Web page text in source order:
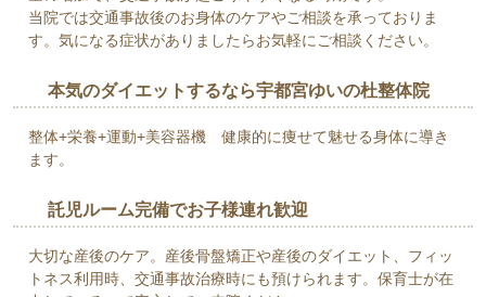
当院では交通事故後のお身体のケアやご相談を承っておりま
す。気になる症状がありましたらお気軽にご相談ください。
本気のダイエットするなら宇都宮ゆいの杜整体院
整体+栄養+運動+美容器機 健康的に痩せて魅せる身体に導き
ます。
託児ルーム完備でお子様連れ歓迎
大切な産後のケア。産後骨盤矯正や産後のダイエット、フィッ
トネス利用時、交通事故治療時にも預けられます。保育士が在